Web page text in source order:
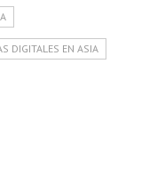
DIGITALES EN ASIA